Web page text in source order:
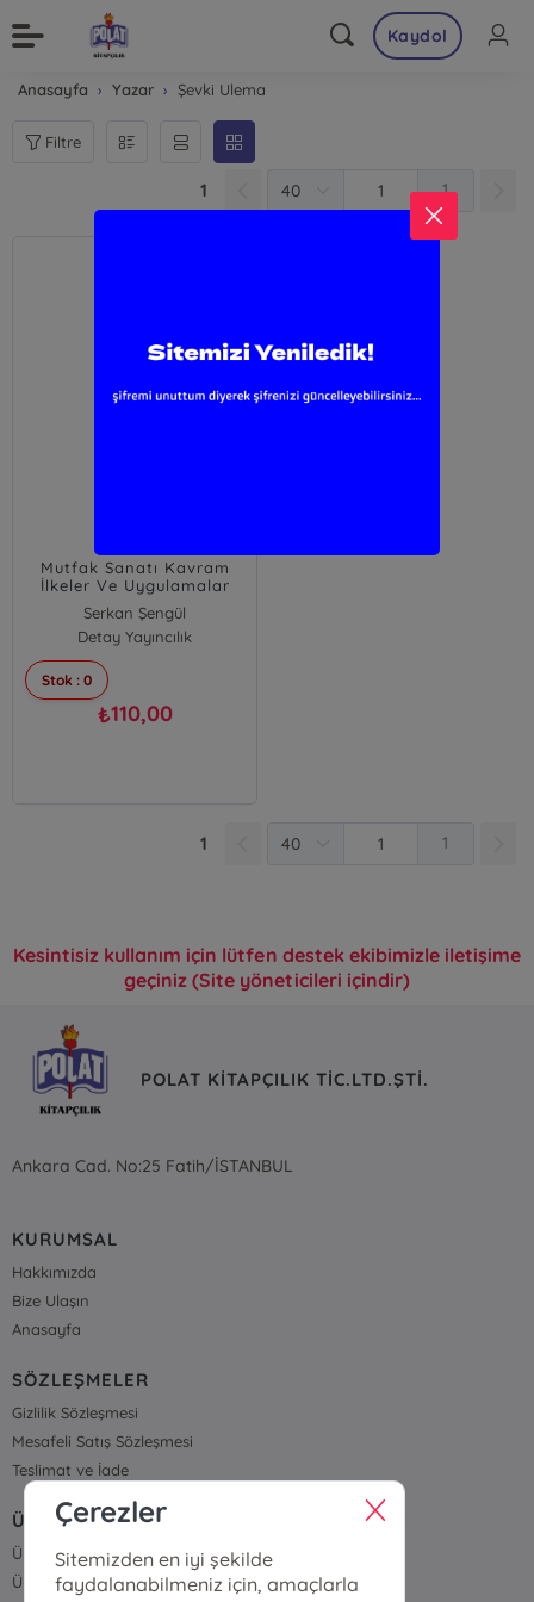
Kaydol
Anasayfa Yazar Şevki Ulema
Filtre
1 1
Mutfak Sanatı Kavram
İlkeler Ve Uygulamalar
Serkan Şengül
Mehmet Sarıışık
Oğuz Türkay
Şevki Ulema
Detay Yayıncılık
Stok : 0
₺110,00
1 1
Kesintisiz kullanım için lütfen destek ekibimizle iletişime
geçiniz (Site yöneticileri içindir)
POLAT KİTAPÇILIK TİC.LTD.ŞTİ.
Ankara Cad. No:25 Fatih/İSTANBUL
KURUMSAL
Hakkımızda
Bize Ulaşın
Anasayfa
SÖZLEŞMELER
Gizlilik Sözleşmesi
Mesafeli Satış Sözleşmesi
Teslimat ve İade
ÜYELİK VE SİPARİŞ
Üye Girişi
Üye Ol
Çerezler
Sitemizden en iyi şekilde
faydalanabilmeniz için, amaçlarla